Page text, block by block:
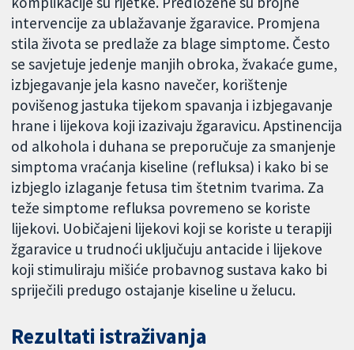
intervencije za ublažavanje žgaravice. Promjena
stila života se predlaže za blage simptome. Često
se savjetuje jedenje manjih obroka, žvakaće gume,
izbjegavanje jela kasno navečer, korištenje
povišenog jastuka tijekom spavanja i izbjegavanje
hrane i lijekova koji izazivaju žgaravicu. Apstinencija
od alkohola i duhana se preporučuje za smanjenje
simptoma vraćanja kiseline (refluksa) i kako bi se
izbjeglo izlaganje fetusa tim štetnim tvarima. Za
teže simptome refluksa povremeno se koriste
lijekovi. Uobičajeni lijekovi koji se koriste u terapiji
žgaravice u trudnoći uključuju antacide i lijekove
koji stimuliraju mišiće probavnog sustava kako bi
spriječili predugo ostajanje kiseline u želucu.
Rezultati istraživanja